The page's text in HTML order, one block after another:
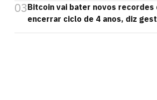
03Bitcoin vai bater novos recordes
encerrar ciclo de 4 anos, diz